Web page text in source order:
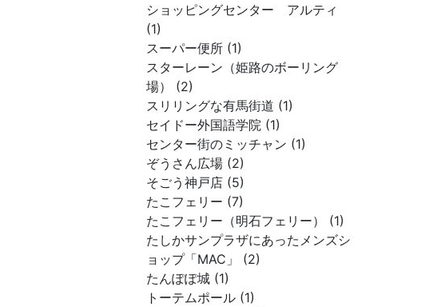
ショッピングセンター アルティ
(1)
スーパー便所 (1)
スターレーン（姫路のボーリング
場） (2)
スリリングな有馬街道 (1)
セイドー外国語学院 (1)
センター街のミッチャン (1)
ぞうさん広場 (2)
そごう神戸店 (5)
たこフェリー (7)
たこフェリー（明石フェリー） (1)
たしかサンプラザにあったメンズシ
ョップ「MAC」 (2)
たんぽぽ城 (1)
トーテムポール (1)